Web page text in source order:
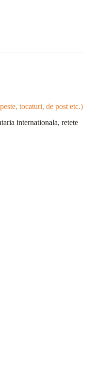
tocaturi, de post etc.)
internationala, retete